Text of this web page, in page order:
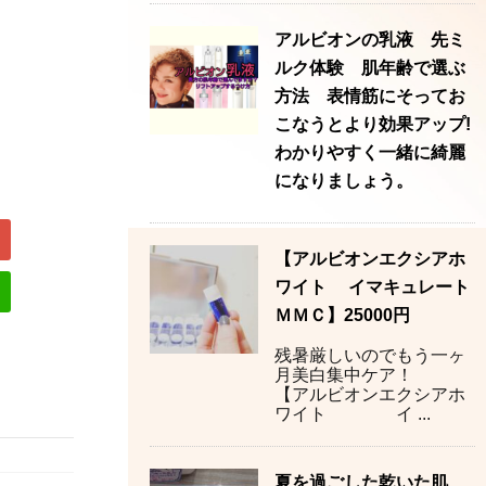
アルビオンの乳液 先ミ
ルク体験 肌年齢で選ぶ
方法 表情筋にそってお
こなうとより効果アップ!
わかりやすく一緒に綺麗
になりましょう。
【アルビオンエクシアホ
ワイト イマキュレート
ＭＭＣ】25000円
残暑厳しいのでもう一ヶ
月美白集中ケア！
【アルビオンエクシアホ
ワイト イ ...
夏を過ごした乾いた肌